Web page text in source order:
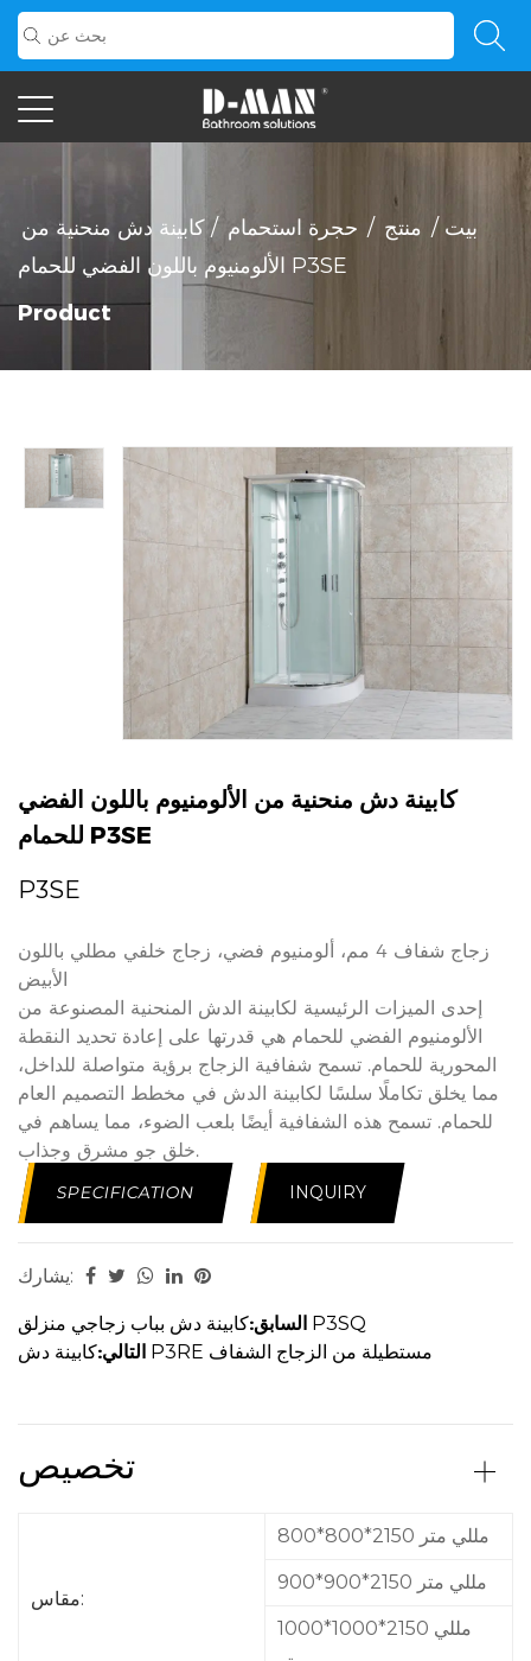
بيت / منتج / حجرة استحمام / كابينة دش منحنية من
الألومنيوم باللون الفضي للحمام P3SE
Product
كابينة دش منحنية من الألومنيوم باللون الفضي
للحمام P3SE
P3SE
زجاج شفاف 4 مم، ألومنيوم فضي، زجاج خلفي مطلي باللون
الأبيض
إحدى الميزات الرئيسية لكابينة الدش المنحنية المصنوعة من
الألومنيوم الفضي للحمام هي قدرتها على إعادة تحديد النقطة
المحورية للحمام. تسمح شفافية الزجاج برؤية متواصلة للداخل،
مما يخلق تكاملًا سلسًا لكابينة الدش في مخطط التصميم العام
للحمام. تسمح هذه الشفافية أيضًا بلعب الضوء، مما يساهم في
خلق جو مشرق وجذاب.
تحتل الوظيفة مركز الصدارة في تصميم مقصورة الدش هذه. إن
انحناء المقصورة ليس جذابًا من الناحية البصرية فحسب، بل
المقصورة مجهزة بتركيبات حديثة، بما في ذلك رأس دش عالي
الجودة وأدوات تحكم سهلة الاستخدام، مما يضمن تجربة استحمام
مرضية وممتعة. تضمن الهندسة الدقيقة لآلية الباب المنحني
التشغيل السلس، مما يخلق ختمًا مانعًا للماء يمنع التسربات
مقاوم لبقع الماء وسهل المسح، بينما تم تصميم الألواح الزجاجية
المنحنية لسهولة التنظيف. يضمن هذا التصميم منخفض الصيانة
للمستخدمين بالتركيز على الاستمتاع بتجربة الدش الفاخرة.
SPECIFICATION INQUIRY
يشارك:
السابق: كابينة دش بباب زجاجي منزلق P3SQ
التالي: كابينة دش P3RE مستطيلة من الزجاج الشفاف
تخصيص
مقاس:
800*800*2150 مللي متر
900*900*2150 مللي متر
1000*1000*2150 مللي